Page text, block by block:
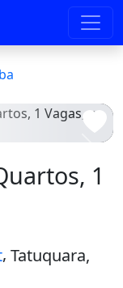
1
, Tatuquara,